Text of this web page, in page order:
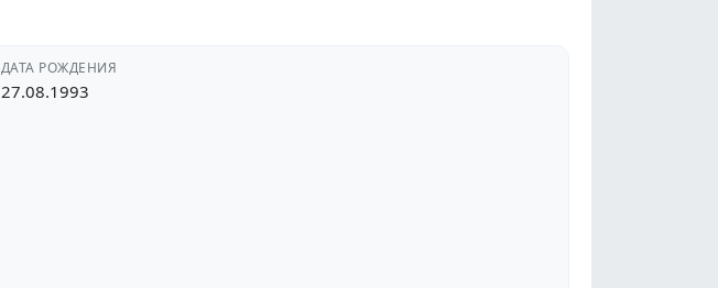
ДАТА РОЖДЕНИЯ
27.08.1993